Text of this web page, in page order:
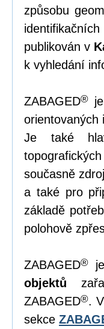
způsobu
publikován v
k vyhledání
ZABAGED®
Je také
současně
a také pro
základě
polohově
ZABAGED®
objektů
ZABAGED®.
sekce